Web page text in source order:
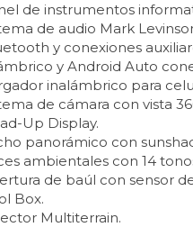
de instrumentos
de audio Mark
y conexiones
y Android Auto
inalámbrico para
de cámara con vista
Up Display.
panorámico con
ambientales con 14
de baúl con sensor
Box.
Multiterrain.